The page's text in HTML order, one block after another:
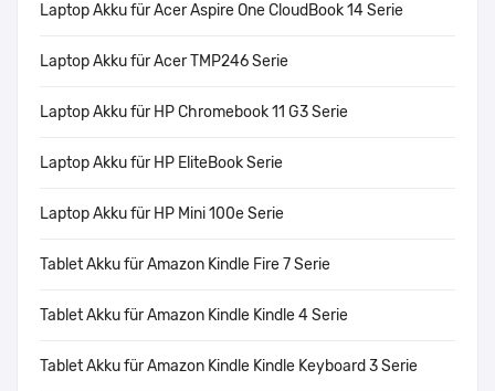
Laptop Akku für Acer Aspire One CloudBook 14 Serie
Laptop Akku für Acer TMP246 Serie
Laptop Akku für HP Chromebook 11 G3 Serie
Laptop Akku für HP EliteBook Serie
Laptop Akku für HP Mini 100e Serie
Tablet Akku für Amazon Kindle Fire 7 Serie
Tablet Akku für Amazon Kindle Kindle 4 Serie
Tablet Akku für Amazon Kindle Kindle Keyboard 3 Serie